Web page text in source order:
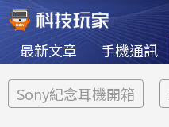
最新文章 手機通訊
Sony紀念耳機開箱